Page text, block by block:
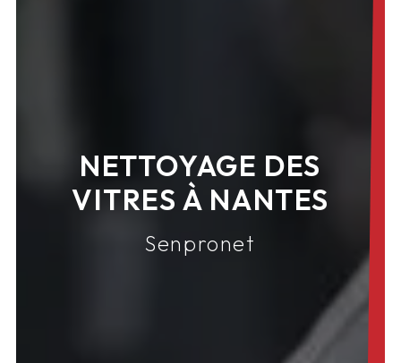
NETTOYAGE DES
VITRES À NANTES
Senpronet